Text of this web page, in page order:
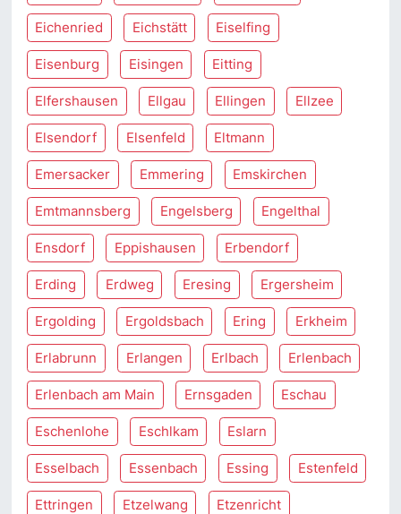
Eichenried Eichstätt Eiselfing
Eisenburg Eisingen Eitting
Elfershausen Ellgau Ellingen Ellzee
Elsendorf Elsenfeld Eltmann
Emersacker Emmering Emskirchen
Emtmannsberg Engelsberg Engelthal
Ensdorf Eppishausen Erbendorf
Erding Erdweg Eresing Ergersheim
Ergolding Ergoldsbach Ering Erkheim
Erlabrunn Erlangen Erlbach Erlenbach
Erlenbach am Main Ernsgaden Eschau
Eschenlohe Eschlkam Eslarn
Esselbach Essenbach Essing Estenfeld
Ettringen Etzelwang Etzenricht